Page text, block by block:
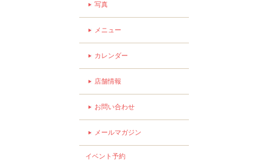
写真
メニュー
カレンダー
店舗情報
お問い合わせ
メールマガジン
イベント予約